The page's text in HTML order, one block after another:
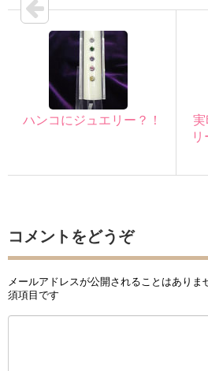
ハンコにジュエリー？！
実
コメントをどうぞ
メールアドレスが公開されることはありま
須項目です